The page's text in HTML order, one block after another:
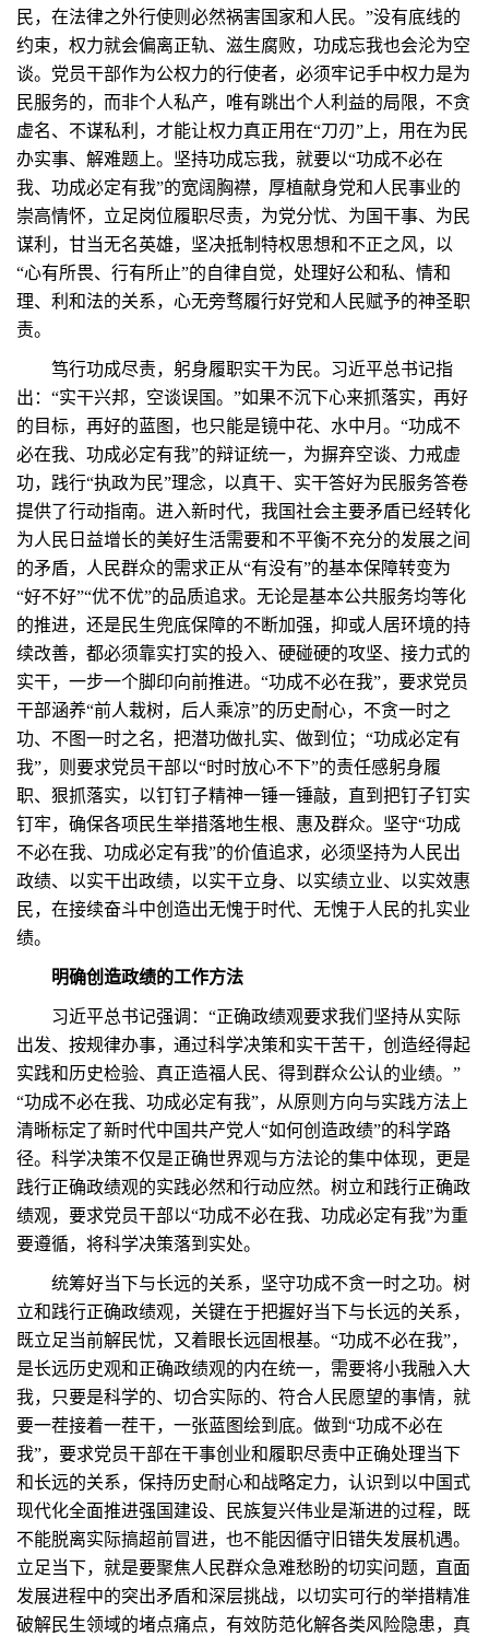
民，在法律之外行使则必然祸害国家和人民。”没有底线的
约束，权力就会偏离正轨、滋生腐败，功成忘我也会沦为空
谈。党员干部作为公权力的行使者，必须牢记手中权力是为
民服务的，而非个人私产，唯有跳出个人利益的局限，不贪
虚名、不谋私利，才能让权力真正用在“刀刃”上，用在为民
办实事、解难题上。坚持功成忘我，就要以“功成不必在
我、功成必定有我”的宽阔胸襟，厚植献身党和人民事业的
崇高情怀，立足岗位履职尽责，为党分忧、为国干事、为民
谋利，甘当无名英雄，坚决抵制特权思想和不正之风，以
“心有所畏、行有所止”的自律自觉，处理好公和私、情和
理、利和法的关系，心无旁骛履行好党和人民赋予的神圣职
责。
笃行功成尽责，躬身履职实干为民。习近平总书记指
出：“实干兴邦，空谈误国。”如果不沉下心来抓落实，再好
的目标，再好的蓝图，也只能是镜中花、水中月。“功成不
必在我、功成必定有我”的辩证统一，为摒弃空谈、力戒虚
功，践行“执政为民”理念，以真干、实干答好为民服务答卷
提供了行动指南。进入新时代，我国社会主要矛盾已经转化
为人民日益增长的美好生活需要和不平衡不充分的发展之间
的矛盾，人民群众的需求正从“有没有”的基本保障转变为
“好不好”“优不优”的品质追求。无论是基本公共服务均等化
的推进，还是民生兜底保障的不断加强，抑或人居环境的持
续改善，都必须靠实打实的投入、硬碰硬的攻坚、接力式的
实干，一步一个脚印向前推进。“功成不必在我”，要求党员
干部涵养“前人栽树，后人乘凉”的历史耐心，不贪一时之
功、不图一时之名，把潜功做扎实、做到位；“功成必定有
我”，则要求党员干部以“时时放心不下”的责任感躬身履
职、狠抓落实，以钉钉子精神一锤一锤敲，直到把钉子钉实
钉牢，确保各项民生举措落地生根、惠及群众。坚守“功成
不必在我、功成必定有我”的价值追求，必须坚持为人民出
政绩、以实干出政绩，以实干立身、以实绩立业、以实效惠
民，在接续奋斗中创造出无愧于时代、无愧于人民的扎实业
绩。
明确创造政绩的工作方法
习近平总书记强调：“正确政绩观要求我们坚持从实际
出发、按规律办事，通过科学决策和实干苦干，创造经得起
实践和历史检验、真正造福人民、得到群众公认的业绩。”
“功成不必在我、功成必定有我”，从原则方向与实践方法上
清晰标定了新时代中国共产党人“如何创造政绩”的科学路
径。科学决策不仅是正确世界观与方法论的集中体现，更是
践行正确政绩观的实践必然和行动应然。树立和践行正确政
绩观，要求党员干部以“功成不必在我、功成必定有我”为重
要遵循，将科学决策落到实处。
统筹好当下与长远的关系，坚守功成不贪一时之功。树
立和践行正确政绩观，关键在于把握好当下与长远的关系，
既立足当前解民忧，又着眼长远固根基。“功成不必在我”，
是长远历史观和正确政绩观的内在统一，需要将小我融入大
我，只要是科学的、切合实际的、符合人民愿望的事情，就
要一茬接着一茬干，一张蓝图绘到底。做到“功成不必在
我”，要求党员干部在干事创业和履职尽责中正确处理当下
和长远的关系，保持历史耐心和战略定力，认识到以中国式
现代化全面推进强国建设、民族复兴伟业是渐进的过程，既
不能脱离实际搞超前冒进，也不能因循守旧错失发展机遇。
立足当下，就是要聚焦人民群众急难愁盼的切实问题，直面
发展进程中的突出矛盾和深层挑战，以切实可行的举措精准
破解民生领域的堵点痛点，有效防范化解各类风险隐患，真